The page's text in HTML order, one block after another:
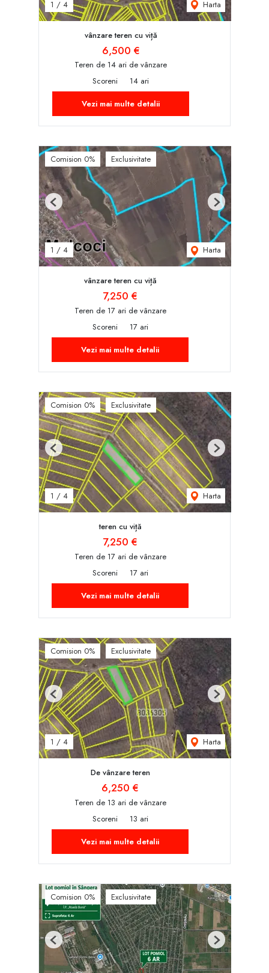
1 / 4 Harta
vânzare teren cu viță
6,500 €
Teren de 14 ari de vânzare
Scoreni
14 ari
Vezi mai multe detalii
Comision 0% Exclusivitate
1 / 4 Harta
Previous Next
vânzare teren cu viță
7,250 €
Teren de 17 ari de vânzare
Scoreni
17 ari
Vezi mai multe detalii
Comision 0% Exclusivitate
1 / 4 Harta
Previous Next
teren cu viță
7,250 €
Teren de 17 ari de vânzare
Scoreni
17 ari
Vezi mai multe detalii
Comision 0% Exclusivitate
1 / 4 Harta
Previous Next
De vânzare teren
6,250 €
Teren de 13 ari de vânzare
Scoreni
13 ari
Vezi mai multe detalii
Comision 0% Exclusivitate
Previous Next